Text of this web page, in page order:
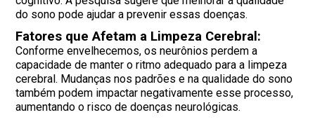
do sono pode ajudar a prevenir essas doenças.
Fatores que Afetam a Limpeza Cerebral:
Conforme envelhecemos, os neurônios perdem a
capacidade de manter o ritmo adequado para a limpeza
cerebral. Mudanças nos padrões e na qualidade do sono
também podem impactar negativamente esse processo,
aumentando o risco de doenças neurológicas.